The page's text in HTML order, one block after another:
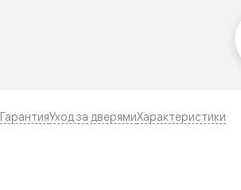
ГарантияУход за дверямиХарактеристики